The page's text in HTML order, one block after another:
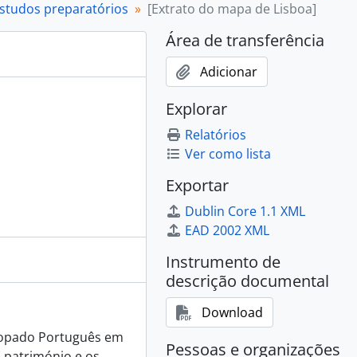
[s.d.]
andar], [s.d.]
Curraleira: projeto: planta, alçados e corte, [1970 ou 1971]
05
05-[?]
pormenor de cobertura, 1968-06-05
05
05
05
[1968]
[1968]
[1968]
preparatórios [Extrato do mapa de Lisboa]
Português em
Área de transferência
Adicionar
Explorar
Relatórios
Ver como lista
Exportar
Dublin Core 1.1 XML
EAD 2002 XML
Instrumento de
descrição documental
Download
Pessoas e organizações